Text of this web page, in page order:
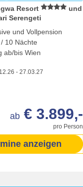
Resort
und
Serengeti
und Vollpension
10 Nächte
ab/bis Wien
- 27.03.27
pro Person
ab € 3.899,-
anzeigen